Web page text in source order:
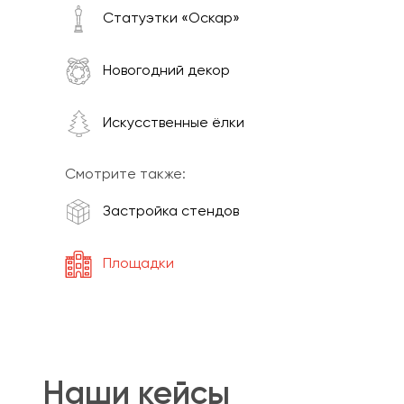
Статуэтки «Оскар»
Новогодний декор
Искусственные ёлки
Смотрите также:
Застройка стендов
Площадки
Наши кейсы